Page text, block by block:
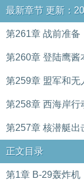
最新章节 更新：
第261章 战前准备
第260章 登陆鹰酱
第259章 盟军和无
第258章 西海岸行
第257章 核潜艇出
正文目录
第1章 B-29轰炸机